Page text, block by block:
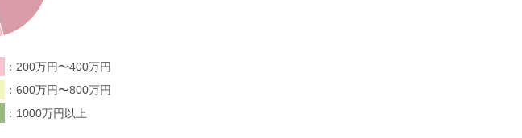
200万円〜400万円
600万円〜800万円
1000万円以上